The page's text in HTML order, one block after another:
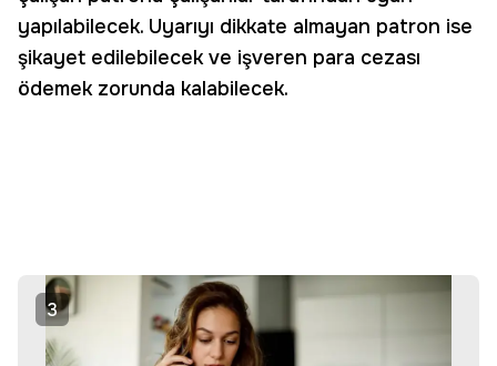
yapılabilecek. Uyarıyı dikkate almayan patron ise
şikayet edilebilecek ve işveren para cezası
ödemek zorunda kalabilecek.
3